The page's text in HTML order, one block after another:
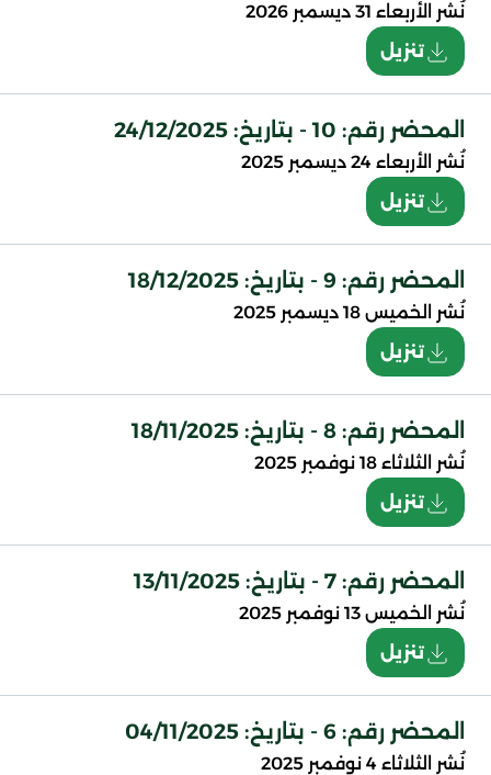
نُشر الأربعاء 31 ديسمبر 2026
تنزيل
المحضر رقم: 10 - بتاريخ: 24/12/2025
نُشر الأربعاء 24 ديسمبر 2025
تنزيل
المحضر رقم: 9 - بتاريخ: 18/12/2025
نُشر
الخميس 18 ديسمبر 2025
تنزيل
المحضر رقم: 8 - بتاريخ: 18/11/2025
نُشر
الثلاثاء 18 نوفمبر 2025
تنزيل
المحضر رقم: 7 - بتاريخ: 13/11/2025
نُشر
الخميس 13 نوفمبر 2025
تنزيل
المحضر رقم: 6 - بتاريخ: 04/11/2025
نُشر
الثلاثاء 4 نوفمبر 2025